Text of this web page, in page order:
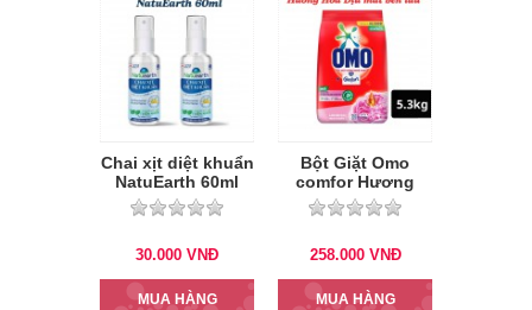
Chai xịt diệt khuẩn
NatuEarth 60ml
30.000 VNĐ
MUA HÀNG
Bột Giặt Omo
comfor Hương
Hoa Dịu mát bền
lâu 5.3kg
258.000 VNĐ
MUA HÀNG